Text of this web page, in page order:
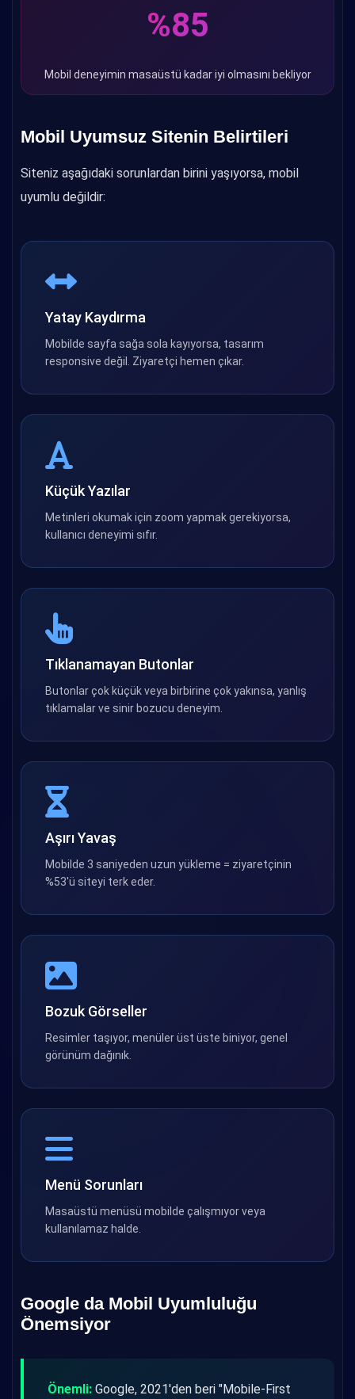
%85
Mobil deneyimin masaüstü kadar iyi olmasını bekliyor
Mobil Uyumsuz Sitenin Belirtileri
Siteniz aşağıdaki sorunlardan birini yaşıyorsa, mobil
uyumlu değildir:
Yatay Kaydırma
Mobilde sayfa sağa sola kayıyorsa, tasarım
responsive değil. Ziyaretçi hemen çıkar.
Küçük Yazılar
Metinleri okumak için zoom yapmak gerekiyorsa,
kullanıcı deneyimi sıfır.
Tıklanamayan Butonlar
Butonlar çok küçük veya birbirine çok yakınsa, yanlış
tıklamalar ve sinir bozucu deneyim.
Aşırı Yavaş
Mobilde 3 saniyeden uzun yükleme = ziyaretçinin
%53'ü siteyi terk eder.
Bozuk Görseller
Resimler taşıyor, menüler üst üste biniyor, genel
görünüm dağınık.
Menü Sorunları
Masaüstü menüsü mobilde çalışmıyor veya
kullanılamaz halde.
Google da Mobil Uyumluluğu
Önemsiyor
Önemli: Google, 2021'den beri "Mobile-First